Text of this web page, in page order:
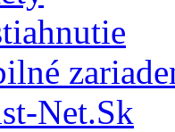
Net.Sk